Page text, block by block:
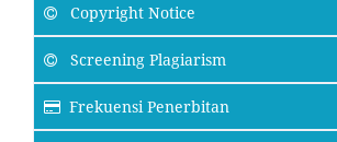
Copyright Notice
Screening Plagiarism
Frekuensi Penerbitan